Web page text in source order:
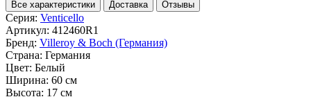
Все характеристики Доставка Отзывы
Серия: Venticello
Артикул: 412460R1
Бренд: Villeroy & Boch (Германия)
Страна: Германия
Цвет: Белый
Ширина: 60 см
Высота: 17 см